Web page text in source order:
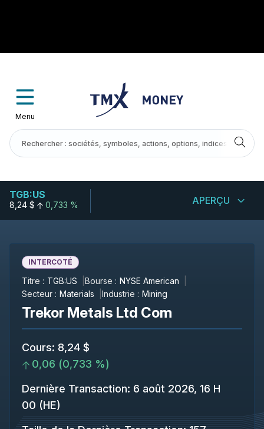
Menu
TGB:US
8,24 $ 0,733 % APERÇU
INTERCOTÉ
Titre : TGB:US Bourse : NYSE American
Secteur : Materials Industrie : Mining
Trekor Metals Ltd Com
Cours: 8,24 $
0,06 (0,733 %)
Dernière Transaction: 6 août 2026, 16 H
00 (HE)